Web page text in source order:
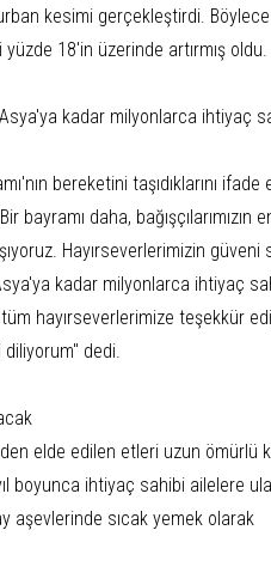
kesimi gerçekleştirdi. Böylece
18'in üzerinde artırmış oldu.
kadar milyonlarca ihtiyaç
bereketini taşıdıklarını ifade
bayramı daha, bağışçılarımızın
Hayırseverlerimizin güveni
kadar milyonlarca ihtiyaç
hayırseverlerimize teşekkür
dedi.
elde edilen etleri uzun ömürlü
ihtiyaç sahibi ailelere
aşevlerinde sıcak yemek olarak